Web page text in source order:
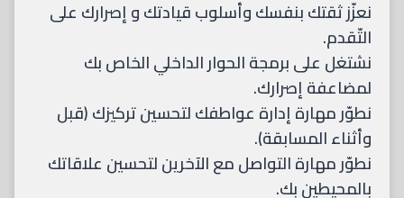
نعزّز ثقتك بنفسك وأسلوب قيادتك و إصرارك على
التّقدم.
نشتغل على برمجة الحوار الداخلي الخاص بك
لمضاعفة إصرارك.
نطوّر مهارة إدارة عواطفك لتحسين تركيزك (قبل
وأثناء المسابقة).
نطوّر مهارة التواصل مع الآخرين لتحسين علاقاتك
بالمحيطين بك.